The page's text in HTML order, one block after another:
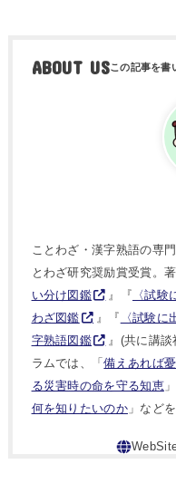
ABOUT US
ことわざ・漢字熟語の専
とわざ研究奨励賞受賞。
い分け図鑑
』『 〈試
わざ図鑑
』『
〈試験
字熟語図鑑
』(共に講
ラムでは、「備えあれば
る災害時の命を守る知恵
何を知りたいのか」など